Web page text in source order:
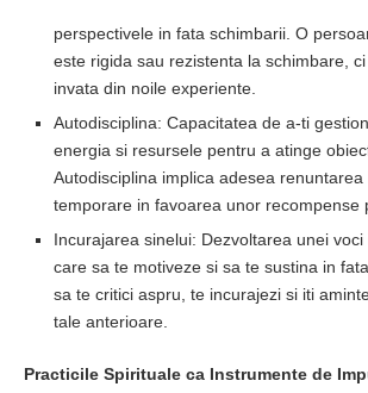
perspectivele in fata schimbarii. O
este rigida sau rezistenta la schimbare,
invata din noile experiente.
Autodisciplina: Capacitatea de a-ti
energia si resursele pentru a atinge
Autodisciplina implica adesea renuntarea
temporare in favoarea unor recompense
Incurajarea sinelui: Dezvoltarea unei
care sa te motiveze si sa te sustina in
sa te critici aspru, te incurajezi si iti
tale anterioare.
Practicile Spirituale ca Instrumente de